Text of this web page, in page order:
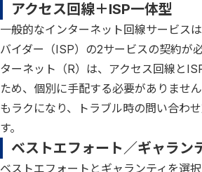
アクセス回線＋ISP一体型
一般的なインターネット回線サービス
バイダー（ISP）の2サービスの契約が
ターネット（R）は、アクセス回線と
ため、個別に手配する必要がありませ
もラクになり、トラブル時の問い合わ
す。
ベストエフォート／ギャラン
ベストエフォートとギャランティを選